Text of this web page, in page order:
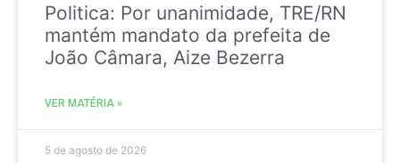
Politica: Por unanimidade, TRE/RN
mantém mandato da prefeita de
João Câmara, Aize Bezerra
VER MATÉRIA »
5 de agosto de 2026